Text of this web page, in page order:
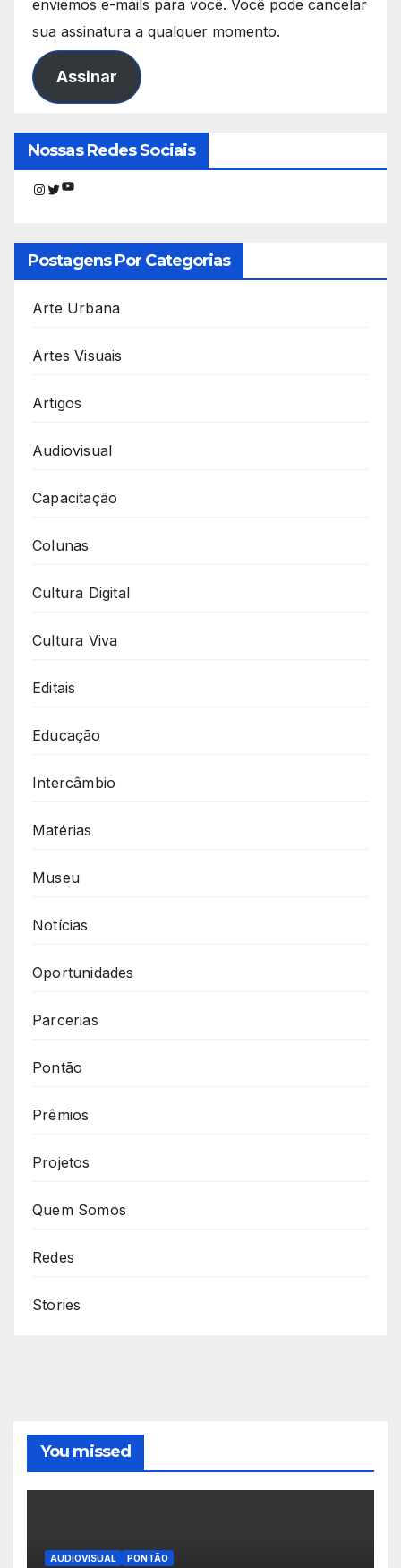
enviemos e-mails para você. Você pode cancelar
sua assinatura a qualquer momento.
Assinar
Nossas Redes Sociais
Instagram
Twitter
Youtube
Postagens Por Categorias
Arte Urbana
Artes Visuais
Artigos
Audiovisual
Capacitação
Colunas
Cultura Digital
Cultura Viva
Editais
Educação
Intercâmbio
Matérias
Museu
Notícias
Oportunidades
Parcerias
Pontão
Prêmios
Projetos
Quem Somos
Redes
Stories
You missed
AUDIOVISUAL PONTÃO